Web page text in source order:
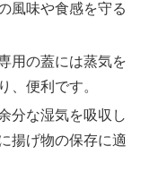
風味や食感を守る
専用の蓋には蒸気を
、便利です。
余分な湿気を吸収し
揚げ物の保存に適